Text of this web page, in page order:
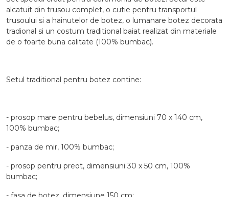
alcatuit din trusou complet, o cutie pentru transportul
trusoului si a hainutelor de botez, o lumanare botez decorata
tradional si un costum traditional baiat realizat din materiale
de o foarte buna calitate (100% bumbac).
Setul traditional pentru botez contine:
- prosop mare pentru bebelus, dimensiuni 70 x 140 cm,
100% bumbac;
- panza de mir, 100% bumbac;
- prosop pentru preot, dimensiuni 30 x 50 cm, 100%
bumbac;